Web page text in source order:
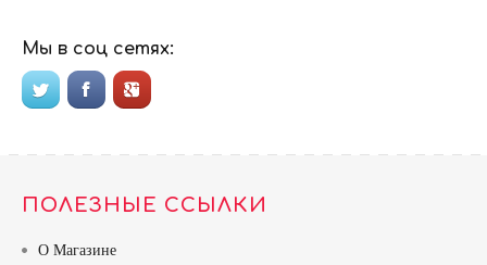
Мы в соц сетях:
ПОЛЕЗНЫЕ ССЫЛКИ
О Магазине